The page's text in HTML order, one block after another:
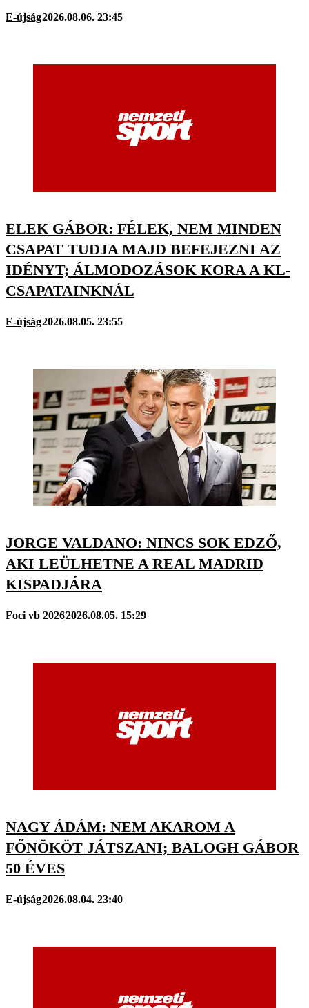
E-újság2026.08.06. 23:45
ELEK GÁBOR: FÉLEK, NEM MINDEN
CSAPAT TUDJA MAJD BEFEJEZNI AZ
IDÉNYT; ÁLMODOZÁSOK KORA A KL-
CSAPATAINKNÁL
E-újság2026.08.05. 23:55
JORGE VALDANO: NINCS SOK EDZŐ,
AKI LEÜLHETNE A REAL MADRID
KISPADJÁRA
Foci vb 20262026.08.05. 15:29
NAGY ÁDÁM: NEM AKAROM A
FŐNÖKÖT JÁTSZANI; BALOGH GÁBOR
50 ÉVES
E-újság2026.08.04. 23:40